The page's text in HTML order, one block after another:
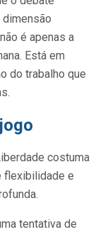
é apenas a
Está em
do trabalho que
costuma
flexibilidade e
tentativa de